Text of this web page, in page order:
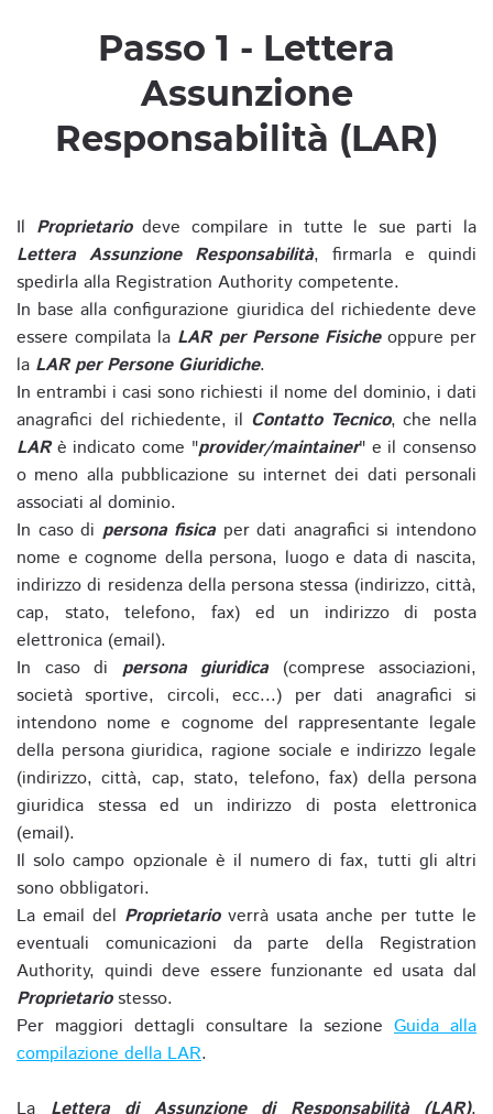
Passo 1 - Lettera
Assunzione
Responsabilità (LAR)
Il Proprietariodeve compilare in tutte le sue parti la
Lettera Assunzione Responsabilità, firmarla e quindi
spedirla alla Registration Authority competente.
In base alla configurazione giuridica del richiedente deve
essere compilata la LAR per Persone Fisicheoppure per
la LAR per Persone Giuridiche.
In entrambi i casi sono richiesti il nome del dominio, i dati
anagrafici del richiedente, il Contatto Tecnico, che nella
LARè indicato come "provider/maintainer" e il consenso
o meno alla pubblicazione su internet dei dati personali
associati al dominio.
In caso di persona fisicaper dati anagrafici si intendono
nome e cognome della persona, luogo e data di nascita,
indirizzo di residenza della persona stessa (indirizzo, città,
cap, stato, telefono, fax) ed un indirizzo di posta
elettronica (email).
In caso di persona giuridica(comprese associazioni,
società sportive, circoli, ecc...) per dati anagrafici si
intendono nome e cognome del rappresentante legale
della persona giuridica, ragione sociale e indirizzo legale
(indirizzo, città, cap, stato, telefono, fax) della persona
giuridica stessa ed un indirizzo di posta elettronica
(email).
Il solo campo opzionale è il numero di fax, tutti gli altri
sono obbligatori.
La email del Proprietarioverrà usata anche per tutte le
eventuali comunicazioni da parte della Registration
Authority, quindi deve essere funzionante ed usata dal
Proprietariostesso.
Per maggiori dettagli consultare la sezione Guida alla
compilazione della LAR.